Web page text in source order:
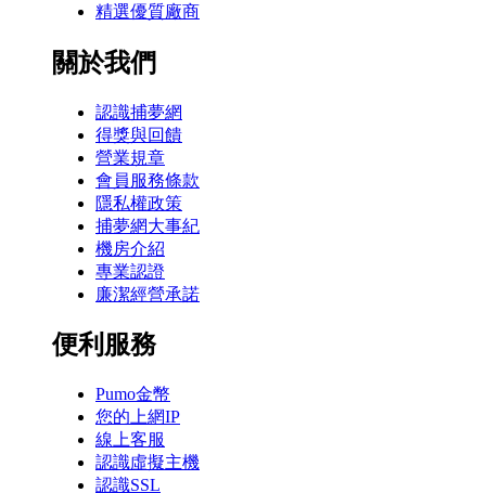
精選優質廠商
關於我們
認識捕夢網
得獎與回饋
營業規章
會員服務條款
隱私權政策
捕夢網大事紀
機房介紹
專業認證
廉潔經營承諾
便利服務
Pumo金幣
您的上網IP
線上客服
認識虛擬主機
認識SSL